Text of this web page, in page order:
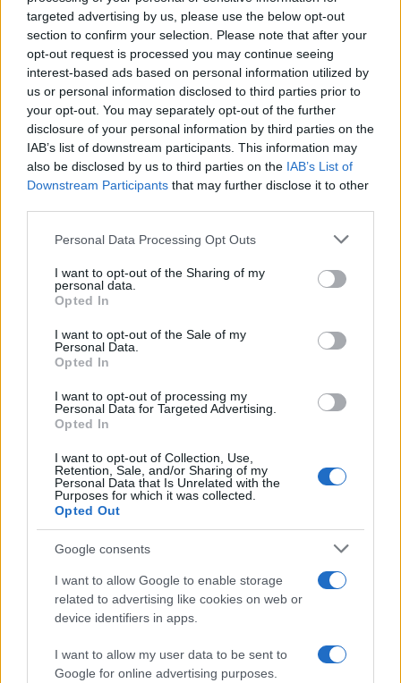
targeted advertising by us, please use the below opt-out
section to confirm your selection. Please note that after your
opt-out request is processed you may continue seeing
interest-based ads based on personal information utilized by
us or personal information disclosed to third parties prior to
your opt-out. You may separately opt-out of the further
disclosure of your personal information by third parties on the
IAB’s list of downstream participants. This information may
also be disclosed by us to third parties on the IAB’s List of
Downstream Participants that may further disclose it to other
Please note that this website/app uses one or more Google
not limited to your visit or usage behaviour. You may click to
grant or deny consent to Google and its third-party tags to
use your data for below specified purposes in below Google
consent section.
Personal Data Processing Opt Outs
I want to opt-out of the Sharing of my
personal data.
Opted In
I want to opt-out of the Sale of my
Personal Data.
Opted In
I want to opt-out of processing my
Personal Data for Targeted Advertising.
Opted In
I want to opt-out of Collection, Use,
Retention, Sale, and/or Sharing of my
Personal Data that Is Unrelated with the
Purposes for which it was collected.
Opted Out
Google consents
I want to allow Google to enable storage
related to advertising like cookies on web or
device identifiers in apps.
I want to allow my user data to be sent to
Google for online advertising purposes.
GalluraOggi.it
Ricevi le nostre ultime news
daGoogle News
Condividi l'articolo
F
a
ce
b
o
o
k
T
w
it
te
r
Pi
te
st
W
at
A
p
p
S
a
Articolo precedente
Incendio nella notte a Olbia, a fuoco due furgoni
A fuoco un deposito con bombole, intervento dei
vigili del fuoco a Rudalza
Ristorante distrutto dalle fiamme a La
Maddalena, incendio a Monti d’à rena